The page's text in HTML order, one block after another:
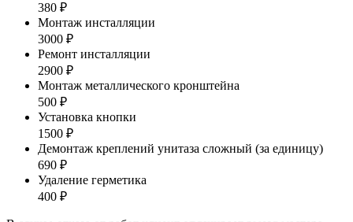
380 ₽
Монтаж инсталляции
3000 ₽
Ремонт инсталляции
2900 ₽
Монтаж металлического кронштейна
500 ₽
Установка кнопки
1500 ₽
Демонтаж креплений унитаза сложный (за единицу)
690 ₽
Удаление герметика
400 ₽